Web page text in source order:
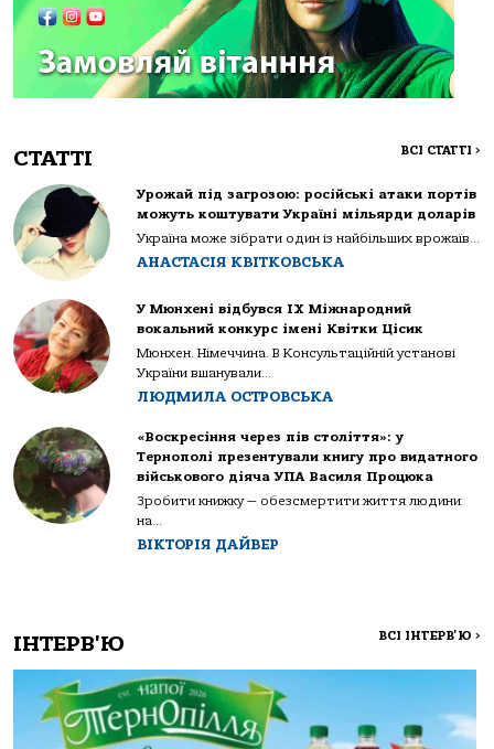
СТАТТІ ВСІ СТАТТІ >
Урожай під загрозою: російські атаки портів
можуть коштувати Україні мільярди доларів
Україна може зібрати один із найбільших врожаїв...
АНАСТАСІЯ КВІТКОВСЬКА
У Мюнхені відбувся IX Міжнародний
вокальний конкурс імені Квітки Цісик
Мюнхен. Німеччина. В Консультаційній установі
України вшанували...
ЛЮДМИЛА ОСТРОВСЬКА
«Воскресіння через пів століття»: у
Тернополі презентували книгу про видатного
військового діяча УПА Василя Процюка
Зробити книжку — обезсмертити життя людини
на...
ВІКТОРІЯ ДАЙВЕР
ІНТЕРВ'Ю ВСІ ІНТЕРВ'Ю >